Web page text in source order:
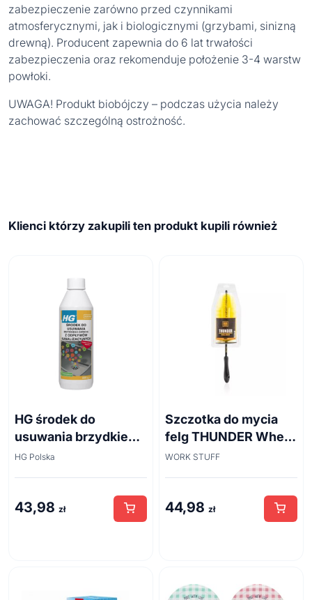
zabezpieczenie zarówno przed czynnikami
atmosferycznymi, jak i biologicznymi (grzybami, sinizną
drewną). Producent zapewnia do 6 lat trwałości
zabezpieczenia oraz rekomenduje położenie 3-4 warstw
powłoki.
UWAGA! Produkt biobójczy – podczas użycia należy
zachować szczególną ostrożność.
Klienci którzy zakupili ten produkt kupili również
HG środek do
usuwania brzydkiego
zapachu z odpływów
HG Polska
43,98 zł
Szczotka do mycia
felg THUNDER Wheel
Brush 45cm
WORK STUFF
44,98 zł